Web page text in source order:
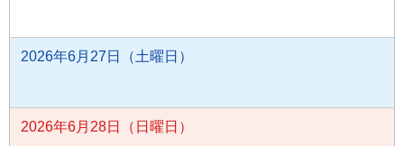
2026年6月27日（土曜日）
2026年6月28日（日曜日）